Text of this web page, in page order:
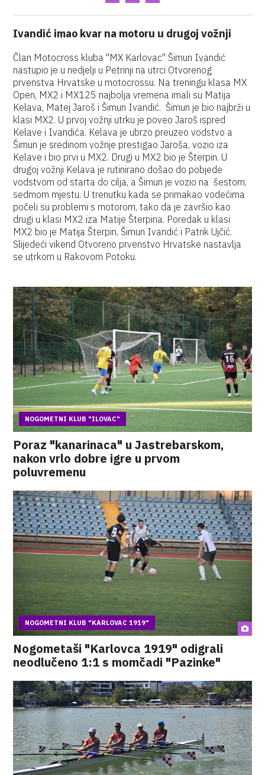
Ivandić imao kvar na motoru u drugoj vožnji
Član Motocross kluba "MX Karlovac" Šimun Ivandić
nastupio je u nedjelji u Petrinji na utrci Otvorenog
prvenstva Hrvatske u motocrossu. Na treningu klasa MX
Open, MX2 i MX125 najbolja vremena imali su Matija
Kelava, Matej Jaroš i Šimun Ivandić. Šimun je bio najbrži u
klasi MX2. U prvoj vožnji utrku je poveo Jaroš ispred
Kelave i Ivandića. Kelava je ubrzo preuzeo vodstvo a
Šimun je sredinom vožnje prestigao Jaroša, vozio iza
Kelave i bio prvi u MX2. Drugi u MX2 bio je Šterpin. U
drugoj vožnji Kelava je rutinirano došao do pobjede
vodstvom od starta do cilja, a Šimun je vozio na šestom,
sedmom mjestu. U trenutku kada se primakao vodećima
počeli su problemi s motorom, tako da je završio kao
drugi u klasi MX2 iza Matije Šterpina. Poredak u klasi
MX2 bio je Matija Šterpin, Šimun Ivandić i Patrik Ujčić.
Slijedeći vikend Otvoreno prvenstvo Hrvatske nastavlja
se utrkom u Rakovom Potoku.
NOGOMETNI KLUB "ILOVAC"
Poraz "kanarinaca" u Jastrebarskom,
nakon vrlo dobre igre u prvom
poluvremenu
NOGOMETNI KLUB "KARLOVAC 1919"
Nogometaši "Karlovca 1919" odigrali
neodlučeno 1:1 s momčadi "Pazinke"